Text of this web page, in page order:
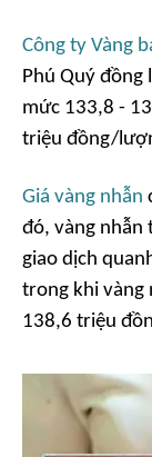
Công ty Vàng
Phú Quý đồng
mức 133,8 -
triệu đồng/
Giá vàng nhẫn
đó, vàng nhẫn
giao dịch
trong khi vàng
138,6 triệu